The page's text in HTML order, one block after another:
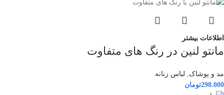
اطلاعات بیشتر
مانتو لنین در رنگ های متفاوت
مد و پوشاک
لباس زنانه
298.000تومان